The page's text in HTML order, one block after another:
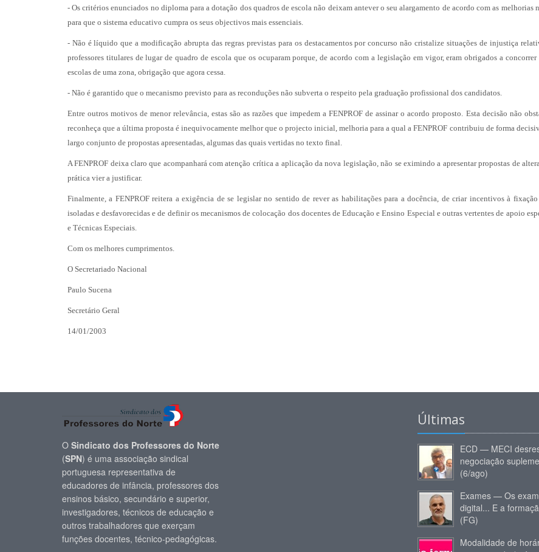
- Os critérios enunciados no diploma para a dotação dos quadros de escola não deixam antever o seu alargamento de acordo com as melhorias
para que o sistema educativo cumpra os seus objectivos mais essenciais.
- Não é líquido que a modificação abrupta das regras previstas para os destacamentos por concurso não cristalize situações de injustiça
professores titulares de lugar de quadro de escola que os ocuparam porque, de acordo com a legislação em vigor, eram obrigados a concorrer
escolas de uma zona, obrigação que agora cessa.
- Não é garantido que o mecanismo previsto para as reconduções não subverta o respeito pela graduação profissional dos candidatos.
Entre outros motivos de menor relevância, estas são as razões que impedem a FENPROF de assinar o acordo proposto. Esta decisão não
reconheça que a última proposta é inequivocamente melhor que o projecto inicial, melhoria para a qual a FENPROF contribuiu de forma
largo conjunto de propostas apresentadas, algumas das quais vertidas no texto final.
A FENPROF deixa claro que acompanhará com atenção crítica a aplicação da nova legislação, não se eximindo a apresentar propostas de
prática vier a justificar.
Finalmente, a FENPROF reitera a exigência de se legislar no sentido de rever as habilitações para a docência, de criar incentivos à fixação
isoladas e desfavorecidas e de definir os mecanismos de colocação dos docentes de Educação e Ensino Especial e outras vertentes de apoio
e Técnicas Especiais.
Com os melhores cumprimentos.
O Secretariado Nacional
Paulo Sucena
Secretário Geral
14/01/2003
O Sindicato dos Professores do Norte
(SPN) é uma associação sindical
portuguesa representativa de
educadores de infância, professores dos
ensinos básico, secundário e superior,
investigadores, técnicos de educação e
outros trabalhadores que exerçam
funções docentes, técnico-pedagógicas.
Últimas
ECD — MECI
negociação
(6/ago)
Exames — Os
digital... E a
(FG)
Modalidade de